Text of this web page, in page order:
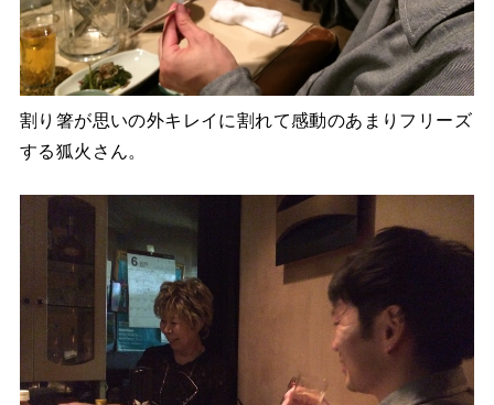
割り箸が思いの外キレイに割れて感動のあまりフリーズ
する狐火さん。